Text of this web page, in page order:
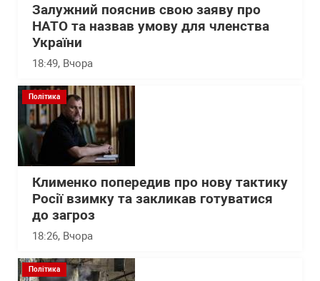
Залужний пояснив свою заяву про
НАТО та назвав умову для членства
України
18:49, Вчора
Політика
Клименко попередив про нову тактику
Росії взимку та закликав готуватися
до загроз
18:26, Вчора
Політика